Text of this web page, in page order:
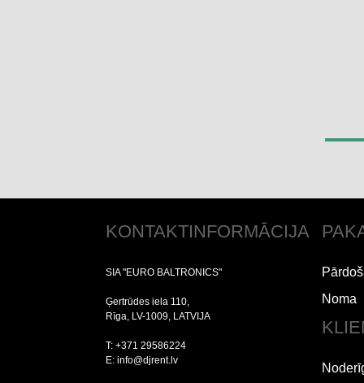
KONTAKTINFORMĀCIJA
SIA "EURO BALTRONICS"
Ģertrūdes iela 110,
Rīga, LV-1009, LATVIJA
T: +371 29586224
E: info@djrent.lv
Noma